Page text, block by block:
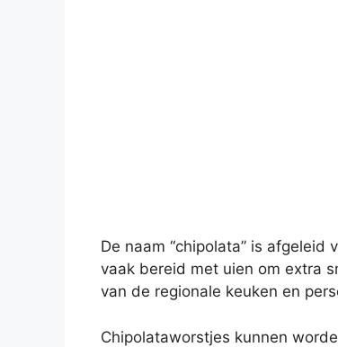
De naam “chipolata” is
vaak bereid met uien om extra
van de regionale keuken en
Chipolataworstjes kunnen